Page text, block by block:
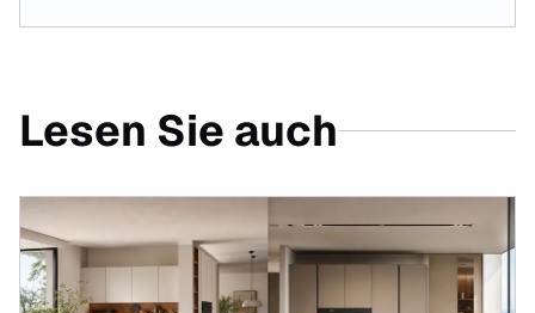
Lesen Sie auch